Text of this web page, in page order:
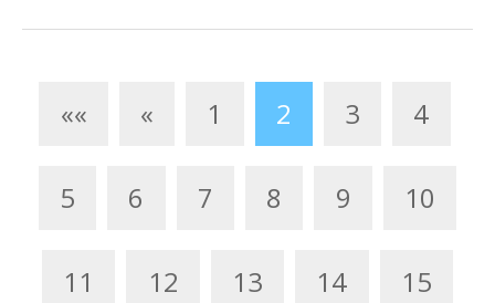
«« « 1 2 3 4
5 6 7 8 9 10
11 12 13 14 15